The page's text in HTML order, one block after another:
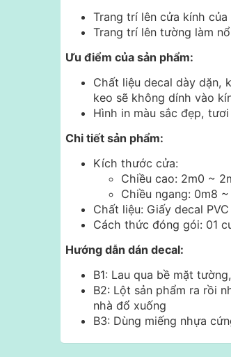
Trang trí lên cửa kính
Trang trí lên tường làm
Ưu điểm của sản phẩm:
Chất liệu decal dày dặn,
keo sẽ không dính vào
Hình in màu sắc đẹp,
Chi tiết sản phẩm:
Kích thước cửa:
Chiều cao: 2m0 ~
Chiều ngang: 0m8 ~
Chất liệu: Giấy decal
Cách thức đóng gói: 01
Hướng dẫn dán decal:
B1: Lau qua bề mặt
B2: Lột sản phẩm ra rồi
nhà đổ xuống
B3: Dùng miếng nhựa